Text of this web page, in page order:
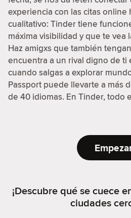
experiencia con las citas online
cualitativo: Tinder tiene
máxima visibilidad y que te vea
Haz amigxs que también
encuentra a un rival digno de ti
cuando salgas a explorar
Passport puede llevarte a más
de 40 idiomas. En Tinder, todo
¡Descubre qué se cuece
ciudades